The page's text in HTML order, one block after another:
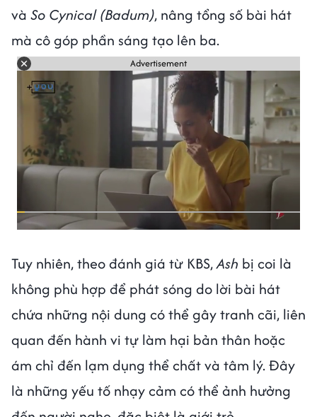
và So Cynical (Badum), nâng tổng số bài hát
mà cô góp phần sáng tạo lên ba.
Advertisement
Tuy nhiên, theo đánh giá từ KBS,Ash bị coi là
không phù hợp để phát sóng do lời bài hát
chứa những nội dung có thể gây tranh cãi, liên
quan đến hành vi tự làm hại bản thân hoặc
ám chỉ đến lạm dụng thể chất và tâm lý. Đây
là những yếu tố nhạy cảm có thể ảnh hưởng